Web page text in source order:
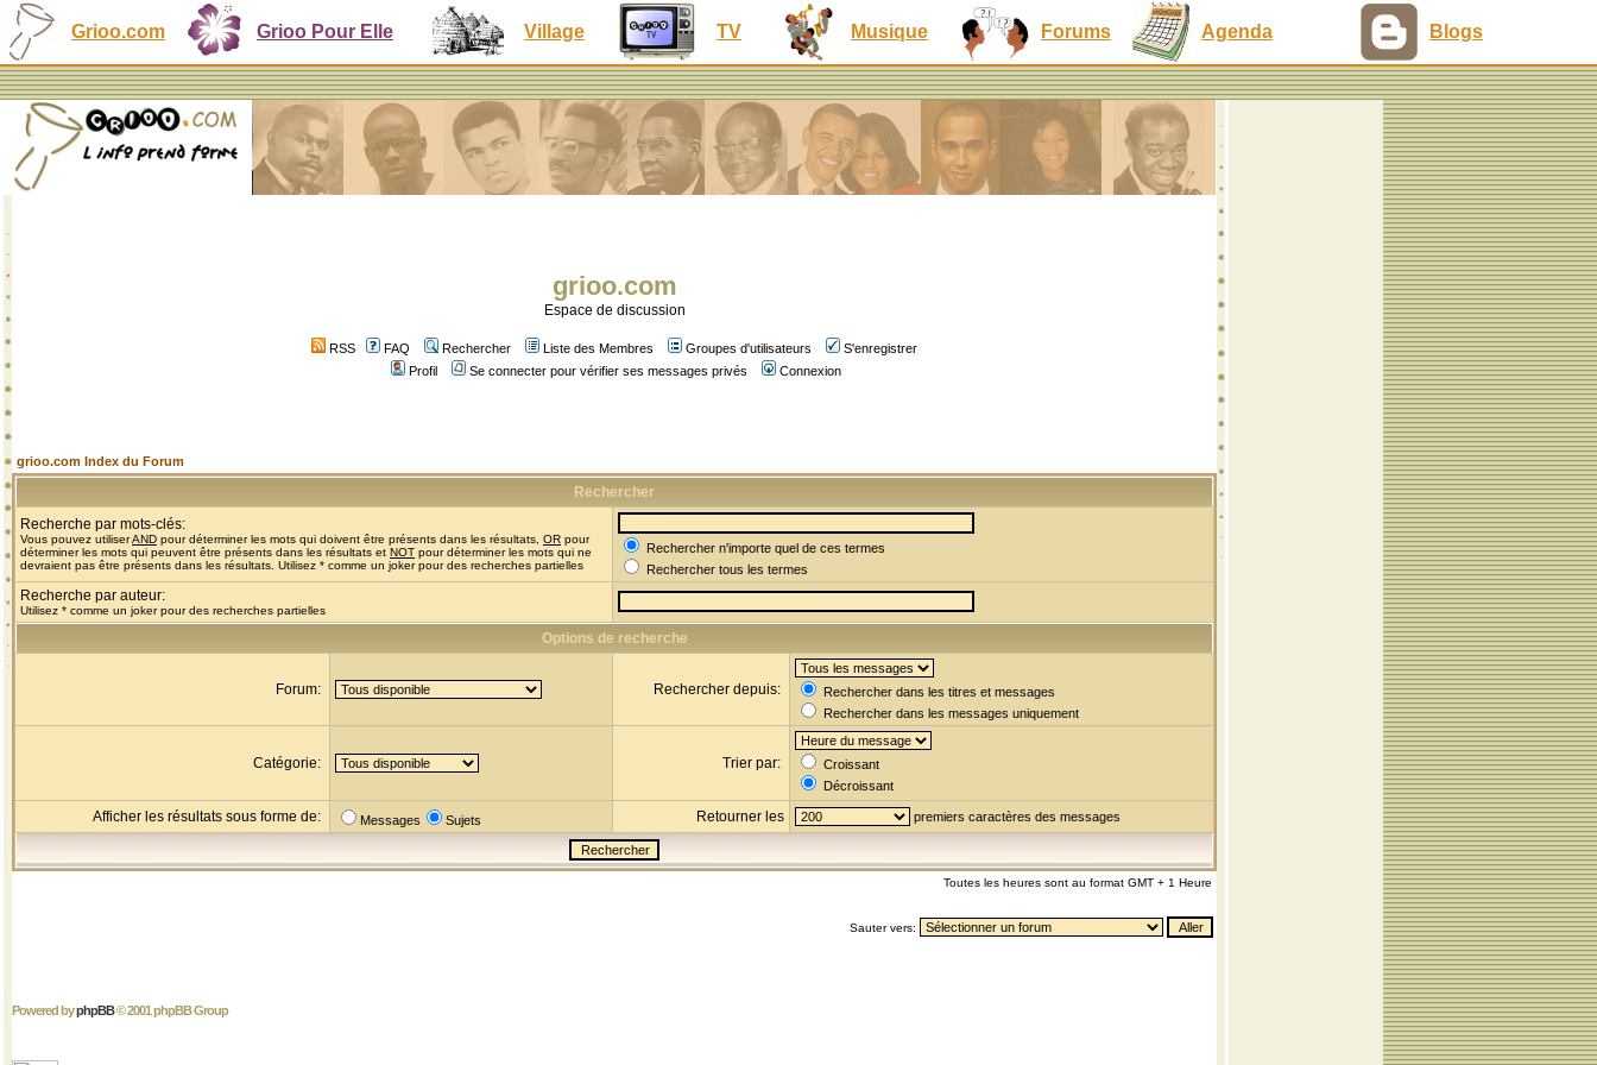
Grioo.com Grioo Pour Elle Village TV Musique Forums Agenda Blogs
grioo.com
Espace de discussion
RSS FAQ Rechercher Liste des Membres Groupes d'utilisateurs
S'enregistrer
Profil
Se connecter pour vérifier ses messages privés Connexion
grioo.com Index du Forum
Rechercher
Recherche par mots-clés:
Vous pouvez utiliserAND pour déterminer les mots qui doivent être présents dans les résultats, OR pour
déterminer les mots qui peuvent être présents dans les résultats et NOT pour déterminer les mots qui ne
devraient pas être présents dans les résultats. Utilisez * comme un joker pour des recherches partielles
Rechercher n'importe quel de ces termes
Rechercher tous les termes
Recherche par auteur:
Utilisez * comme un joker pour des recherches partielles
Options de recherche
Forum: Rechercher depuis:
Rechercher dans les titres et messages
Rechercher dans les messages uniquement
Catégorie: Trier par:
Croissant
Décroissant
Afficher les résultats sous forme de: Messages Sujets Retourner les premiers caractères des messages
Toutes les heures sont au format GMT + 1 Heure
Sauter vers:
Powered byphpBB© 2001 phpBB Group